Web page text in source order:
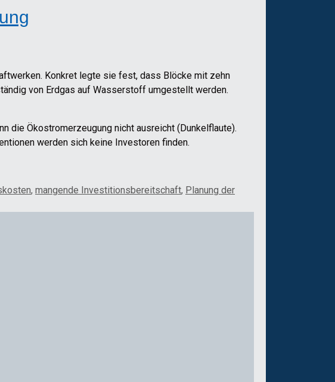
Konkret legte sie fest, dass Blöcke mit zehn
von Erdgas auf Wasserstoff umgestellt werden.
die Ökostromerzeugung nicht ausreicht (Dunkelflaute).
werden sich keine Investoren finden.
, mangende Investitionsbereitschaft, Planung der